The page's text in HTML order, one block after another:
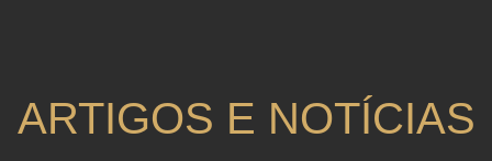
ARTIGOS E NOTÍCIAS